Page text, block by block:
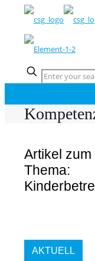
Artikel zum
Thema:
AKTUELL